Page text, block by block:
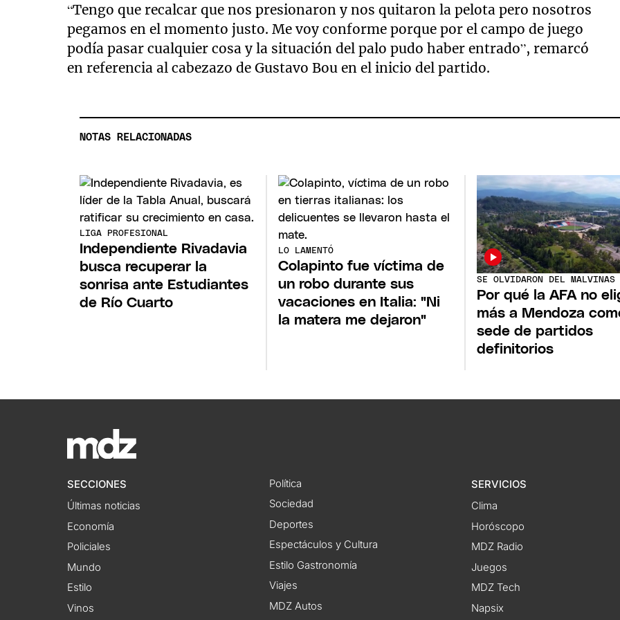
“Tengo que recalcar que nos presionaron y nos quitaron la pelota pero nosotros
pegamos en el momento justo. Me voy conforme porque por el campo de juego
podía pasar cualquier cosa y la situación del palo pudo haber entrado”, remarcó
en referencia al cabezazo de Gustavo Bou en el inicio del partido.
NOTAS RELACIONADAS
LIGA PROFESIONAL
Independiente Rivadavia
busca recuperar la
sonrisa ante Estudiantes
de Río Cuarto
LO LAMENTÓ
Colapinto fue víctima de
un robo durante sus
vacaciones en Italia: "Ni
la matera me dejaron"
SE OLVIDARON DEL MALVINAS
Por qué la AFA no
más a Mendoza
sede de partidos
definitorios
SECCIONES
Últimas noticias
Economía
Policiales
Mundo
Estilo
Vinos
Política
Sociedad
Deportes
Espectáculos y Cultura
Estilo Gastronomía
Viajes
MDZ Autos
SERVICIOS
Clima
Horóscopo
MDZ Radio
Juegos
MDZ Tech
Napsix